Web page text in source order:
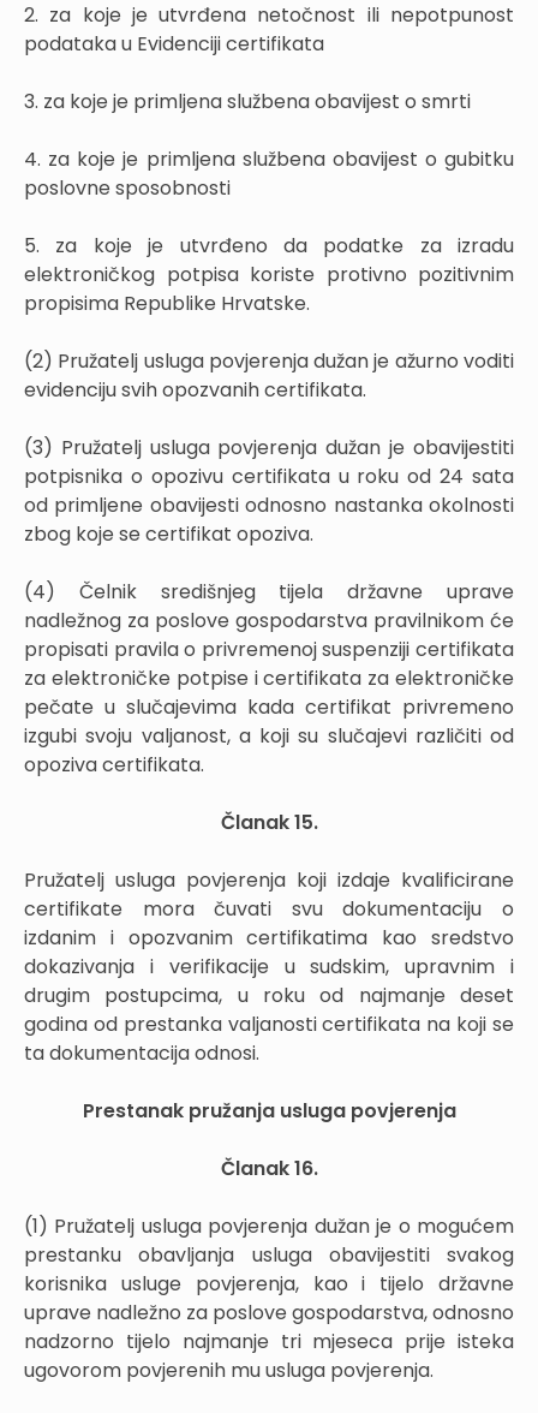
2. za koje je utvrđena netočnost ili nepotpunost
podataka u Evidenciji certifikata
3. za koje je primljena službena obavijest o smrti
4. za koje je primljena službena obavijest o gubitku
poslovne sposobnosti
5. za koje je utvrđeno da podatke za izradu
elektroničkog potpisa koriste protivno pozitivnim
propisima Republike Hrvatske.
(2) Pružatelj usluga povjerenja dužan je ažurno voditi
evidenciju svih opozvanih certifikata.
(3) Pružatelj usluga povjerenja dužan je obavijestiti
potpisnika o opozivu certifikata u roku od 24 sata
od primljene obavijesti odnosno nastanka okolnosti
zbog koje se certifikat opoziva.
(4) Čelnik središnjeg tijela državne uprave
nadležnog za poslove gospodarstva pravilnikom će
propisati pravila o privremenoj suspenziji certifikata
za elektroničke potpise i certifikata za elektroničke
pečate u slučajevima kada certifikat privremeno
izgubi svoju valjanost, a koji su slučajevi različiti od
opoziva certifikata.
Članak 15.
Pružatelj usluga povjerenja koji izdaje kvalificirane
certifikate mora čuvati svu dokumentaciju o
izdanim i opozvanim certifikatima kao sredstvo
dokazivanja i verifikacije u sudskim, upravnim i
drugim postupcima, u roku od najmanje deset
godina od prestanka valjanosti certifikata na koji se
ta dokumentacija odnosi.
Prestanak pružanja usluga povjerenja
Članak 16.
(1) Pružatelj usluga povjerenja dužan je o mogućem
prestanku obavljanja usluga obavijestiti svakog
korisnika usluge povjerenja, kao i tijelo državne
uprave nadležno za poslove gospodarstva, odnosno
nadzorno tijelo najmanje tri mjeseca prije isteka
ugovorom povjerenih mu usluga povjerenja.